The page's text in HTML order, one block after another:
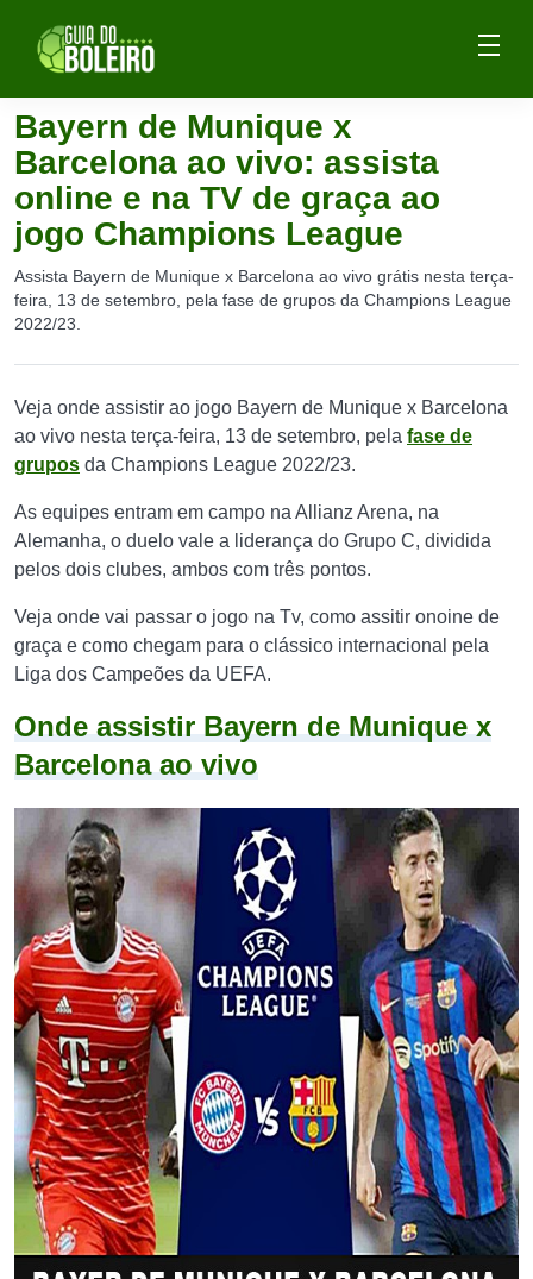
Bayern de Munique x
Barcelona ao vivo: assista
online e na TV de graça ao
jogo Champions League
Assista Bayern de Munique x Barcelona ao vivo grátis nesta terça-
feira, 13 de setembro, pela fase de grupos da Champions League
2022/23.
Veja onde assistir ao jogo Bayern de Munique x Barcelona
ao vivo nesta terça-feira, 13 de setembro, pela fase de
grupos da Champions League 2022/23.
As equipes entram em campo na Allianz Arena, na
Alemanha, o duelo vale a liderança do Grupo C, dividida
pelos dois clubes, ambos com três pontos.
Veja onde vai passar o jogo na Tv, como assitir onoine de
graça e como chegam para o clássico internacional pela
Liga dos Campeões da UEFA.
Onde assistir Bayern de Munique x
Barcelona ao vivo